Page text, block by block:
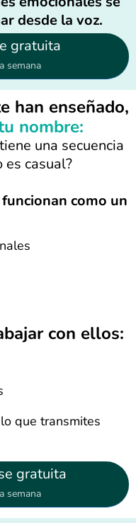
desde la voz.
gratuita
semana
han enseñado,
nombre:
una secuencia
es casual?
como un
con ellos:
que transmites
gratuita
semana